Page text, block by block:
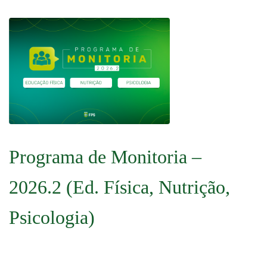
Programa de Monitoria –
2026.2 (Ed. Física, Nutrição,
Psicologia)